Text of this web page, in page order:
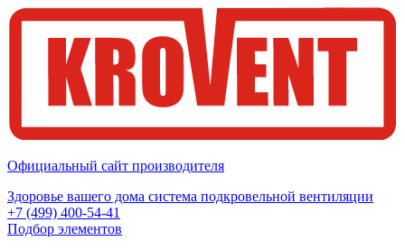
Официальный сайт производителя
Здоровье вашего дома система подкровельной вентиляции
+7 (499) 400-54-41
Подбор элементов